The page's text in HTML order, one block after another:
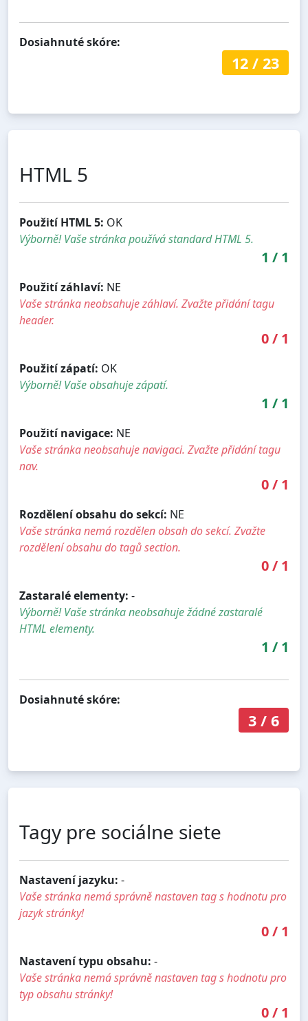
Dosiahnuté skóre:
12/ 23
HTML 5
Použití HTML 5: OK
Výborně! Vaše stránka používá standard HTML 5.
1 / 1
Použití záhlaví: NE
Vaše stránka neobsahuje záhlaví. Zvažte přidání tagu
header.
0/ 1
Použití zápatí: OK
Výborně! Vaše obsahuje zápatí.
1 / 1
Použití navigace: NE
Vaše stránka neobsahuje navigaci. Zvažte přidání tagu
nav.
0/ 1
Rozdělení obsahu do sekcí: NE
Vaše stránka nemá rozdělen obsah do sekcí. Zvažte
rozdělení obsahu do tagů section.
0/ 1
Zastaralé elementy: -
Výborně! Vaše stránka neobsahuje žádné zastaralé
HTML elementy.
1 / 1
Dosiahnuté skóre:
3/ 6
Tagy pre sociálne siete
Nastavení jazyku: -
Vaše stránka nemá správně nastaven tag s hodnotu pro
jazyk stránky!
0/ 1
Nastavení typu obsahu: -
Vaše stránka nemá správně nastaven tag s hodnotu pro
typ obsahu stránky!
0/ 1